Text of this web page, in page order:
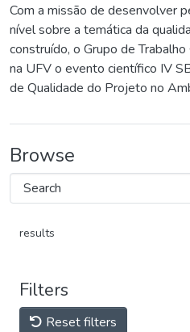
Com a missão de desenvolver
nível sobre a temática da
construído, o Grupo de
na UFV o evento científico IV
de Qualidade do Projeto no
Browse
results
Filters
Reset filters